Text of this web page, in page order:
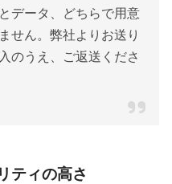
データ、どちらで用意
せん。弊社よりお送り
のうえ、ご返送くださ
ティの高さ